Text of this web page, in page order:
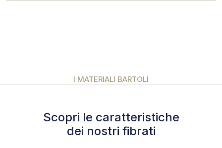
I MATERIALI BARTOLI
Scopri le caratteristiche
dei nostri fibrati